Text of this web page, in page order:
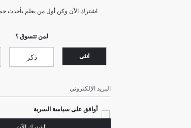
اشترك الآن وكن أول من يعلم بأحدث
لمن تتسوق ؟
انثى ذكر
البريد الإلكتروني
أوافق على سياسة السرية